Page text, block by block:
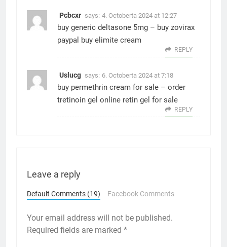
Pcbcxr says: 4. Octoberta 2024 at 12:27
buy generic deltasone 5mg – buy zovirax
paypal buy elimite cream
REPLY
Uslucg says: 6. Octoberta 2024 at 7:18
buy permethrin cream for sale – order
tretinoin gel online retin gel for sale
REPLY
Leave a reply
Default Comments (19) Facebook Comments
Your email address will not be published.
Required fields are marked *